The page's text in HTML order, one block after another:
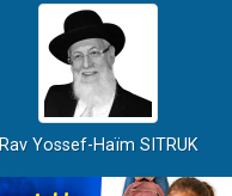
Rav Yossef-Haïm SITRUK